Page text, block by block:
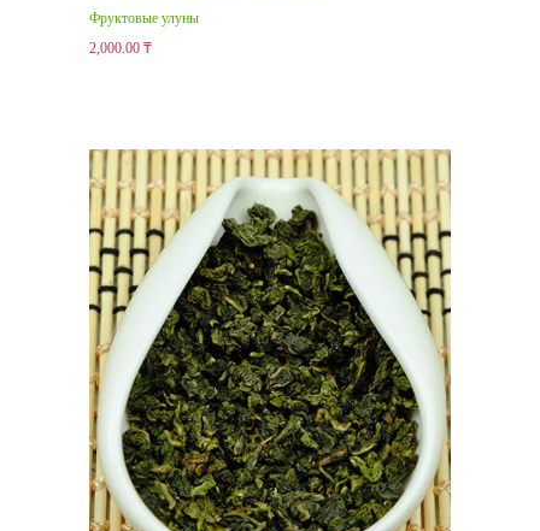
Фруктовые улуны
2,000.00 ₸